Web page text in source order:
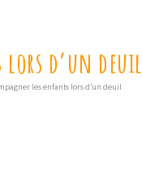
lors d’un deuil
les enfants lors d’un deuil